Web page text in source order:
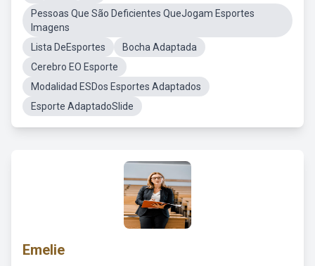
Pessoas Que São Deficientes QueJogam Esportes
Imagens
Lista DeEsportes
Bocha Adaptada
Cerebro EO Esporte
Modalidad ESDos Esportes Adaptados
Esporte AdaptadoSlide
Emelie